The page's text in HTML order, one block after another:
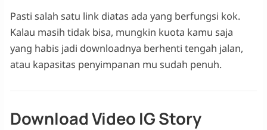
Pasti salah satu link diatas ada yang berfungsi kok.
Kalau masih tidak bisa, mungkin kuota kamu saja
yang habis jadi downloadnya berhenti tengah jalan,
atau kapasitas penyimpanan mu sudah penuh.
Download Video IG Story